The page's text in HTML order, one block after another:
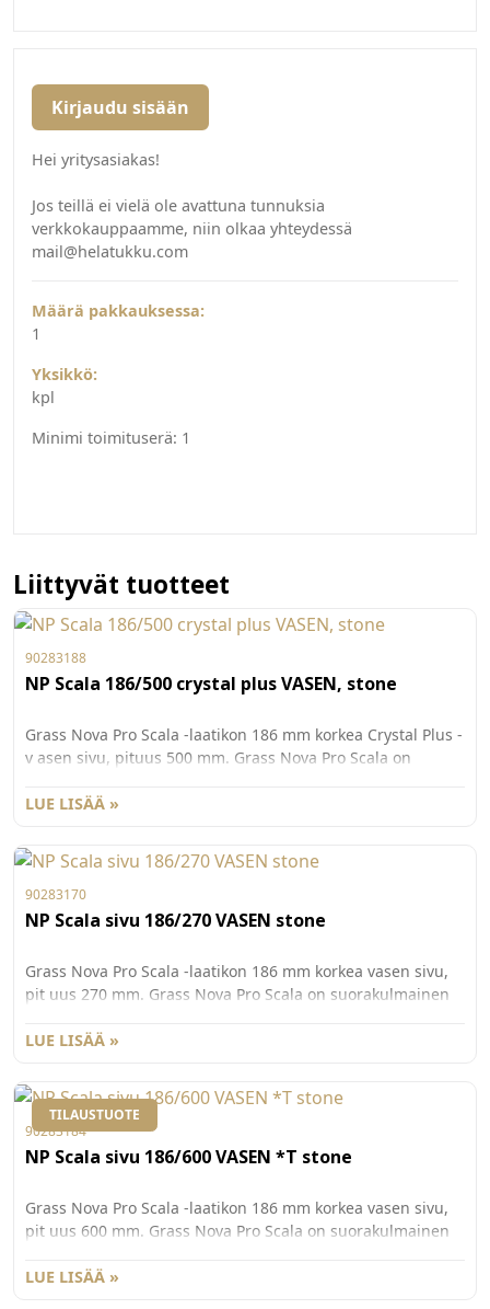
Kirjaudu sisään
Hei yritysasiakas!
Jos teillä ei vielä ole avattuna tunnuksia
verkkokauppaamme, niin olkaa yhteydessä
mail@helatukku.com
Määrä pakkauksessa:
1
Yksikkö:
kpl
Minimi toimituserä: 1
Liittyvät tuotteet
90283188
NP Scala 186/500 crystal plus VASEN, stone
Grass Nova Pro Scala -laatikon 186 mm korkea Crystal Plus -
v asen sivu, pituus 500 mm. Grass Nova Pro Scala on
säilytystila on maksi moitu. Näyttävällä Crystal Plus -sivun 8
yksilöllisiä ratkaisuja. Va rastostamme saatavilla
tuotteeseen sopivia lasilaitoja. Väri Stone. Pakkauskoko
20kpl/ltk.
LUE LISÄÄ »
90283170
NP Scala sivu 186/270 VASEN stone
Grass Nova Pro Scala -laatikon 186 mm korkea vasen sivu,
pit uus 270 mm. Grass Nova Pro Scala on suorakulmainen
maksimoitu. Väri St one. Pakkauskoko 20kpl/ltk.
LUE LISÄÄ »
TILAUSTUOTE
90283184
NP Scala sivu 186/600 VASEN *T stone
Grass Nova Pro Scala -laatikon 186 mm korkea vasen sivu,
pit uus 600 mm. Grass Nova Pro Scala on suorakulmainen
maksimoitu. Väri St one. Pakkauskoko 20kpl/ltk.
LUE LISÄÄ »